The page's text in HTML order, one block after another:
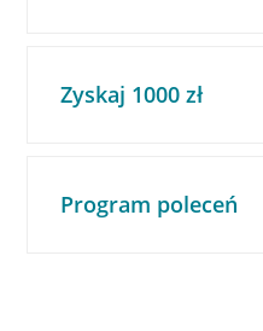
Zyskaj 1000 zł
Program poleceń